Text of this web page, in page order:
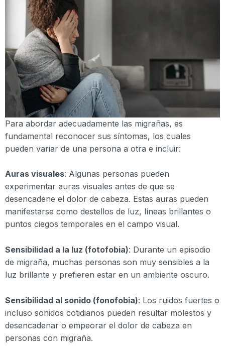
Para abordar adecuadamente las migrañas, es
fundamental reconocer sus síntomas, los cuales
pueden variar de una persona a otra e incluir:
Auras visuales: Algunas personas pueden
experimentar auras visuales antes de que se
desencadene el dolor de cabeza. Estas auras pueden
manifestarse como destellos de luz, líneas brillantes o
puntos ciegos temporales en el campo visual.
Sensibilidad a la luz (fotofobia): Durante un episodio
de migraña, muchas personas son muy sensibles a la
luz brillante y prefieren estar en un ambiente oscuro.
Sensibilidad al sonido (fonofobia): Los ruidos fuertes o
incluso sonidos cotidianos pueden resultar molestos y
desencadenar o empeorar el dolor de cabeza en
personas con migraña.